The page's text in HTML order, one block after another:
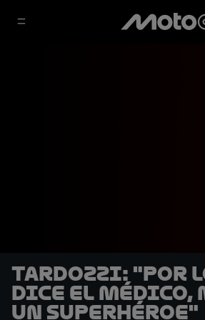
Tardozzi: "Por
dice el médico,
un superhéroe"